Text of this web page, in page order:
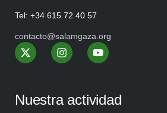
Nuestra actividad
Tel: +34 615 72 40 57
contacto@salamgaza.org